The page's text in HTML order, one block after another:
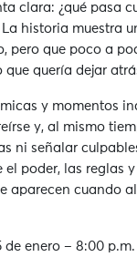
clara: ¿qué pasa
historia muestra
pero que poco a
que quería dejar
y momentos
y, al mismo
ni señalar
poder, las reglas y
aparecen cuando
de enero – 8:00